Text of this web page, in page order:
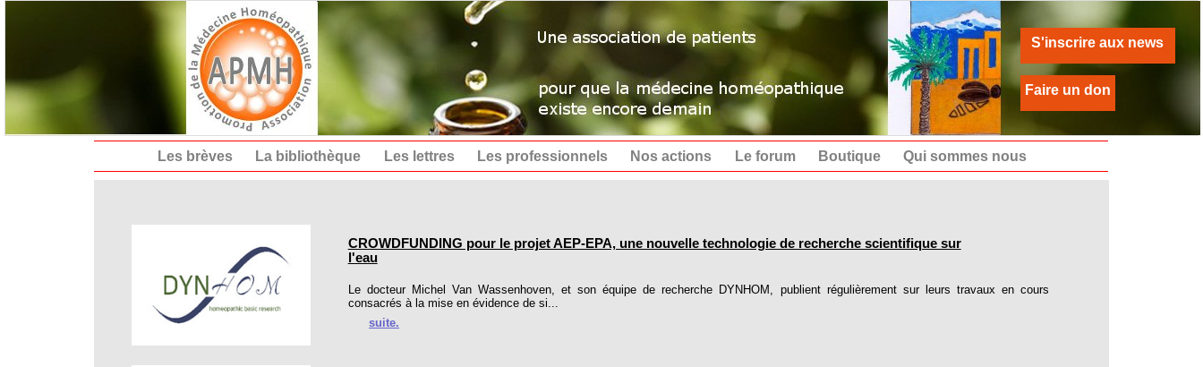
S'inscrire aux news
Faire un don
Les brèves La bibliothèque Les lettres Les professionnels Nos actions Le forum Boutique Qui sommes nous
CROWDFUNDING pour le projet AEP-EPA, une nouvelle technologie de recherche scientifique sur
l'eau
Le docteur Michel Van Wassenhoven, et son équipe de recherche DYNHOM, publient régulièrement sur leurs travaux en cours
consacrés à la mise en évidence de si...
suite.